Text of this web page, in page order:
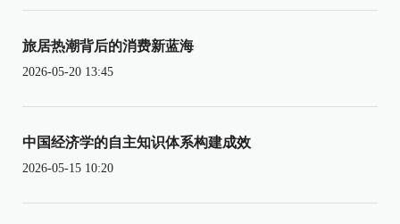
旅居热潮背后的消费新蓝海
2026-05-20 13:45
中国经济学的自主知识体系构建成效
2026-05-15 10:20